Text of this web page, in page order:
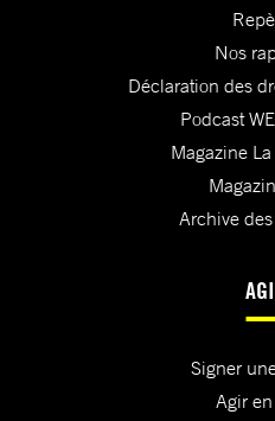
Nos
Déclaration des
Podcast
Magazine
Archive
Signer
Agir